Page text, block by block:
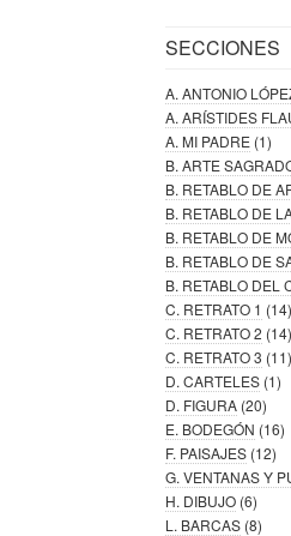
SECCIONES
A. ANTONIO
A. ARÍSTIDES
A. MI PADRE (1)
B. ARTE
B. RETABLO DE
B. RETABLO DE
B. RETABLO DE
B. RETABLO DE
B. RETABLO DEL
C. RETRATO 1 (14)
C. RETRATO 2 (14)
C. RETRATO 3 (11)
D. CARTELES (1)
D. FIGURA (20)
E. BODEGÓN (16)
F. PAISAJES (12)
G. VENTANAS Y
H. DIBUJO (6)
L. BARCAS (8)